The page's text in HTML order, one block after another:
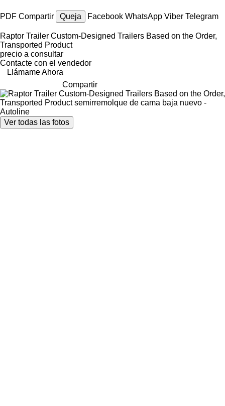
PDF Compartir Queja Facebook WhatsApp Viber Telegram
Raptor Trailer Custom-Designed Trailers Based on the Order,
Transported Product
precio a consultar
Contacte con el vendedor
Llámame Ahora
Compartir
Ver todas las fotos